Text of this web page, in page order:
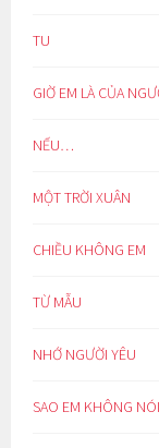
TU
GIỜ EM LÀ CỦA
NẾU…
MỘT TRỜI XUÂN
CHIỀU KHÔNG EM
TỪ MẪU
NHỚ NGƯỜI YÊU
SAO EM KHÔNG